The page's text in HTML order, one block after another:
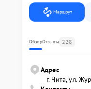
Маршрут
ОбзорОтзывы 228
Адрес
г. Чита, ул.